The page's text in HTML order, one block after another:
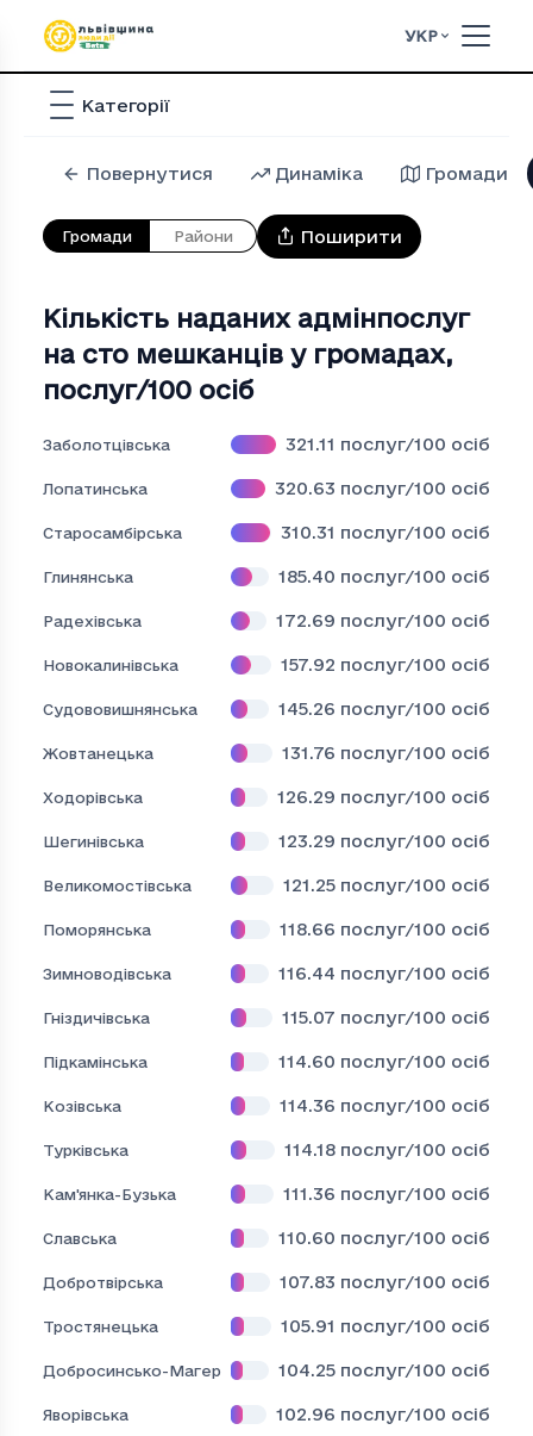
УКР
Категорії
Повернутися Динаміка Громади
Громади Райони Поширити
Кількість наданих адмінпослуг
на сто мешканців у громадах,
послуг/100 осіб
Заболотцівська 321.11 послуг/100 осіб
Лопатинська 320.63 послуг/100 осіб
Старосамбірська 310.31 послуг/100 осіб
Глинянська 185.40 послуг/100 осіб
Радехівська 172.69 послуг/100 осіб
Новокалинівська 157.92 послуг/100 осіб
Судововишнянська 145.26 послуг/100 осіб
Жовтанецька 131.76 послуг/100 осіб
Ходорівська 126.29 послуг/100 осіб
Шегинівська 123.29 послуг/100 осіб
Великомостівська 121.25 послуг/100 осіб
Поморянська 118.66 послуг/100 осіб
Зимноводівська 116.44 послуг/100 осіб
Гніздичівська 115.07 послуг/100 осіб
Підкамінська 114.60 послуг/100 осіб
Козівська 114.36 послуг/100 осіб
Турківська 114.18 послуг/100 осіб
Кам'янка-Бузька 111.36 послуг/100 осіб
Славська 110.60 послуг/100 осіб
Добротвірська 107.83 послуг/100 осіб
Тростянецька 105.91 послуг/100 осіб
Добросинсько-Магерівська 104.25 послуг/100 осіб
Яворівська 102.96 послуг/100 осіб